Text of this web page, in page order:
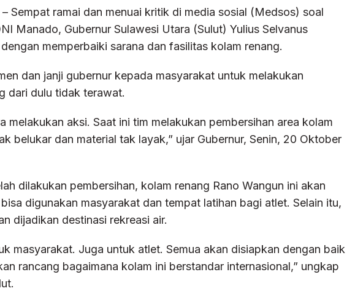
– Sempat ramai dan menuai kritik di media sosial (Medsos) soal
Manado, Gubernur Sulawesi Utara (Sulut) Yulius Selvanus
memperbaiki sarana dan fasilitas kolam renang.
dan janji gubernur kepada masyarakat untuk melakukan
dari dulu tidak terawat.
melakukan aksi. Saat ini tim melakukan pembersihan area kolam
belukar dan material tak layak,” ujar Gubernur, Senin, 20 Oktober
dilakukan pembersihan, kolam renang Rano Wangun ini akan
digunakan masyarakat dan tempat latihan bagi atlet. Selain itu,
dijadikan destinasi rekreasi air.
masyarakat. Juga untuk atlet. Semua akan disiapkan dengan baik
rancang bagaimana kolam ini berstandar internasional,” ungkap